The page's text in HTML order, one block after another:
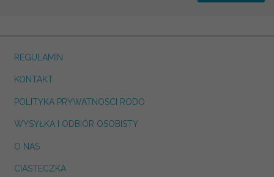
REGULAMIN
KONTAKT
POLITYKA PRYWATNOSCI RODO
WYSYŁKA I ODBIÓR OSOBISTY
O NAS
CIASTECZKA